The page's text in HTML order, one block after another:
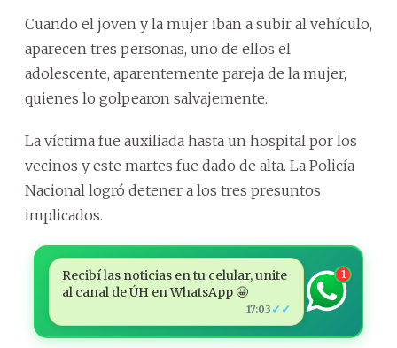
Cuando el joven y la mujer iban a subir al vehículo,
aparecen tres personas, uno de ellos el
adolescente, aparentemente pareja de la mujer,
quienes lo golpearon salvajemente.
La víctima fue auxiliada hasta un hospital por los
vecinos y este martes fue dado de alta. La Policía
Nacional logró detener a los tres presuntos
implicados.
Recibí las noticias en tu celular, unite
al canal de ÚH en WhatsApp 🤩
17:03 ✓✓
1